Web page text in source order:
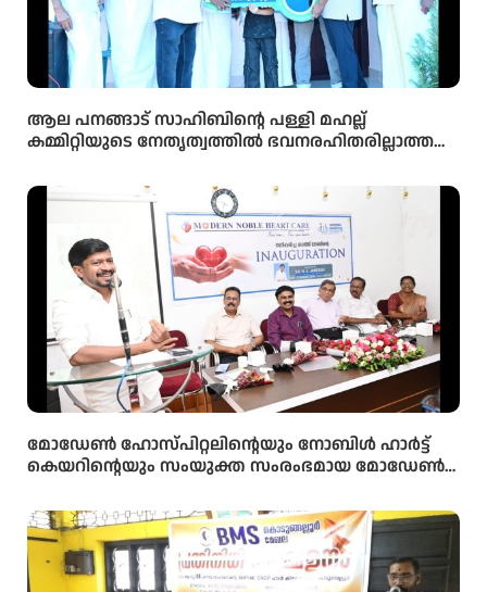
ആല പനങ്ങാട് സാഹിബിൻ്റെ പള്ളി മഹല്ല്
കമ്മിറ്റിയുടെ നേതൃത്വത്തിൽ ഭവനരഹിതരില്ലാത്ത
മത്തെ വീടിൻ്റെ താക്കോൽ ദാനം നടന്നു
മോഡേൺ ഹോസ്‌പിറ്റലിന്റെയും നോബിൾ ഹാർട്ട്
കെയറിന്റെയും സംയുക്ത സംരംഭമായ മോഡേൺ
ഉദ്ഘാടനം മന്ത്രി ഒ ജെ ജനീഷ് നിർവ്വഹിച്ചു.